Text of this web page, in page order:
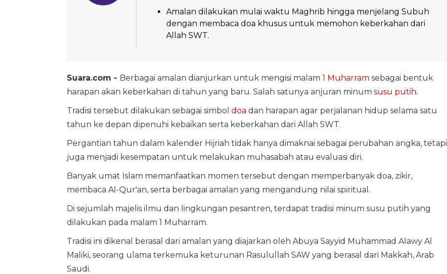
Amalan dilakukan mulai waktu Maghrib hingga menjelang Subuh
dengan membaca doa khusus untuk memohon keberkahan dari
Allah SWT.
Suara.com - Berbagai amalan dianjurkan untuk mengisi malam 1 Muharram sebagai bentuk
harapan akan keberkahan di tahun yang baru. Salah satunya anjuran minum susu putih.
Tradisi tersebut dilakukan sebagai simbol doa dan harapan agar perjalanan hidup selama satu
tahun ke depan dipenuhi kebaikan serta keberkahan dari Allah SWT.
Pergantian tahun dalam kalender Hijriah tidak hanya dimaknai sebagai perubahan angka, tetapi
juga menjadi kesempatan untuk melakukan muhasabah atau evaluasi diri.
Banyak umat Islam memanfaatkan momen tersebut dengan memperbanyak doa, zikir,
membaca Al-Qur'an, serta berbagai amalan yang mengandung nilai spiritual.
Di sejumlah majelis ilmu dan lingkungan pesantren, terdapat tradisi minum susu putih yang
dilakukan pada malam 1 Muharram.
Tradisi ini dikenal berasal dari amalan yang diajarkan oleh Abuya Sayyid Muhammad Alawy Al
Maliki, seorang ulama terkemuka keturunan Rasulullah SAW yang berasal dari Makkah, Arab
Saudi.